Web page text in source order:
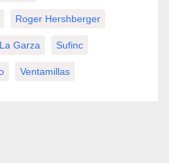
Roger Hershberger
Garza Sufinc
Ventamillas